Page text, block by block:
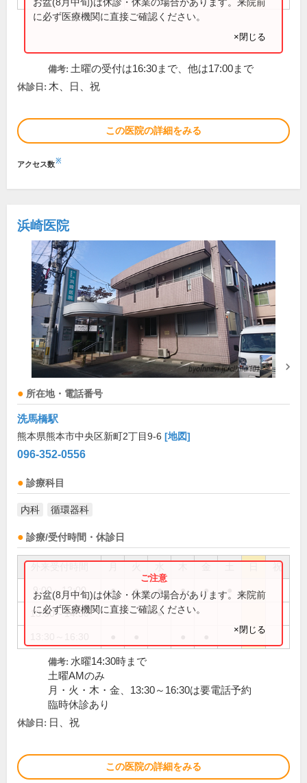
に必ず医療機関に直接ご確認ください。
×閉じる
備考: 土曜の受付は16:30まで、他は17:00まで
休診日: 木、日、祝
この医院の詳細をみる
アクセス数※
浜崎医院
所在地・電話番号
洗馬橋駅
熊本県熊本市中央区新町2丁目9-6 [地図]
096-352-0556
診療科目
内科 循環器科
診療/受付時間・休診日
祝
9:00～12:00 ● ● ● ● ●
13:30～14:30 ●
お盆(8月中旬)は休診・休業の場合があります。来院前
に必ず医療機関に直接ご確認ください。
×閉じる
備考: 水曜14:30時まで
土曜AMのみ
月・火・木・金、13:30～16:30は要電話予約
臨時休診あり
休診日: 日、祝
この医院の詳細をみる